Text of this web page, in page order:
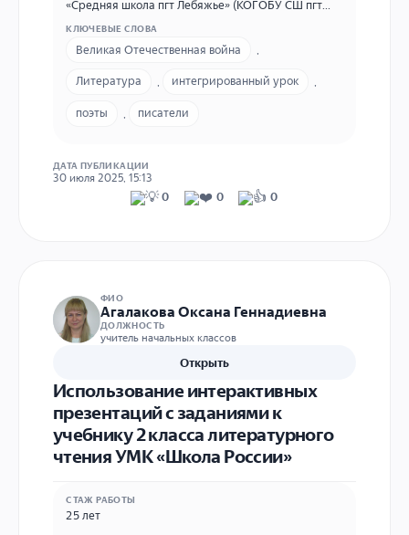
«Средняя школа пгт Лебяжье» (КОГОБУ СШ пгт
ул.Кооперативная д.41, контактный телефон +7
(83344) 2-11-89 ,E-mail: lebyazh_school@mail.ru
КЛЮЧЕВЫЕ СЛОВА
Великая Отечественная война
Литература интегрированный урок
поэты писатели
ДАТА ПУБЛИКАЦИИ
30 июля 2025, 15:13
0
0 0
ФИО
Агалакова Оксана Геннадиевна
ДОЛЖНОСТЬ
учитель начальных классов
Открыть
Использование интерактивных
презентаций с заданиями к
учебнику 2 класса литературного
чтения УМК «Школа России»
СТАЖ РАБОТЫ
25 лет